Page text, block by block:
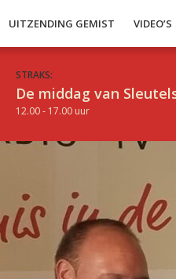
UITZENDING GEMIST VIDEO’S
STRAKS:
De middag van
12.00 - 17.00 uur